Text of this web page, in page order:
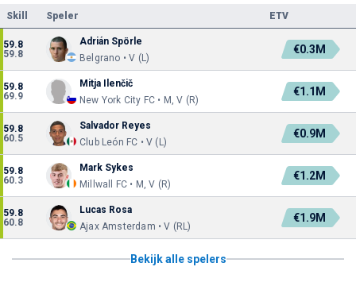
Skill Speler ETV
59.8
59.8
Adrián Spörle
Belgrano • V (L)
€0.3M
59.8
69.9
Mitja Ilenčič
New York City FC • M, V (R)
€1.1M
59.8
60.5
Salvador Reyes
Club León FC • V (L)
€0.9M
59.8
60.3
Mark Sykes
Millwall FC • M, V (R)
€1.2M
59.8
60.8
Lucas Rosa
Ajax Amsterdam • V (RL)
€1.9M
Bekijk alle spelers